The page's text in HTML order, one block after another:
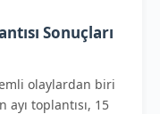
Sonuçları
olaylardan biri
toplantısı, 15